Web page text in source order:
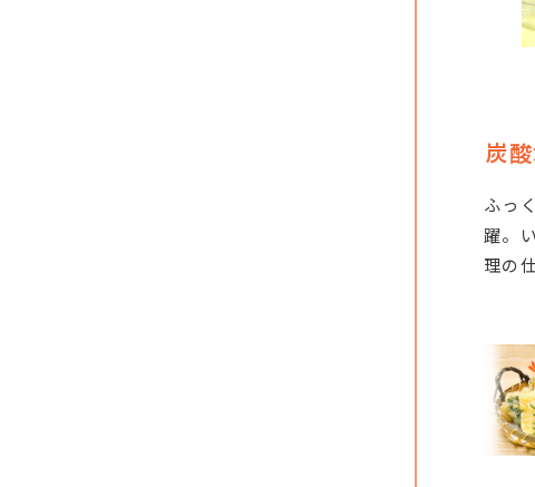
炭
ふっ
躍。
理の